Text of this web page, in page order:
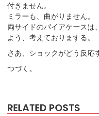
付きません。
ミラーも、曲がりません。
両サイドのパイアケースは
よう、考えておりまする。
さあ、ショックがどう反応
つづく。
RELATED POSTS